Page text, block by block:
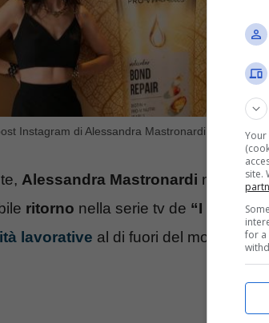
Instagram di Alessandra Mastronardi con
Alessandra Mastronardi non
ritorno nella serie tv de “I
lavorative al di fuori del mondo
site.
for a